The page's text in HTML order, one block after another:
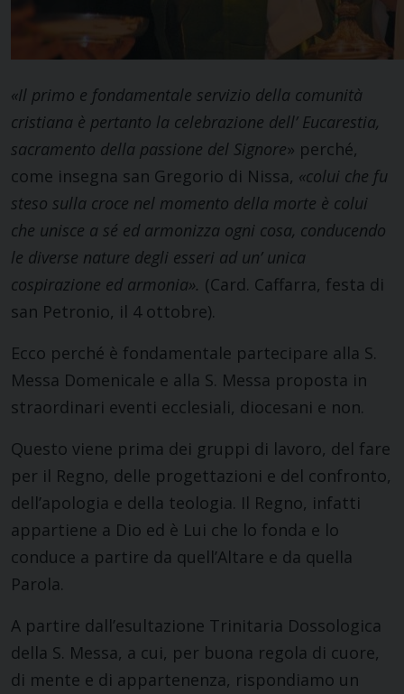
«Il primo e fondamentale servizio della comunità
cristiana è pertanto la celebrazione dell’ Eucarestia,
sacramento della passione del Signore» perché,
come insegna san Gregorio di Nissa, «colui che fu
steso sulla croce nel momento della morte è colui
che unisce a sé ed armonizza ogni cosa, conducendo
le diverse nature degli esseri ad un’ unica
cospirazione ed armonia». (Card. Caffarra, festa di
san Petronio, il 4 ottobre).
Ecco perché è fondamentale partecipare alla S.
Messa Domenicale e alla S. Messa proposta in
straordinari eventi ecclesiali, diocesani e non.
Questo viene prima dei gruppi di lavoro, del fare
per il Regno, delle progettazioni e del confronto,
dell’apologia e della teologia. Il Regno, infatti
appartiene a Dio ed è Lui che lo fonda e lo
conduce a partire da quell’Altare e da quella
Parola.
A partire dall’esultazione Trinitaria Dossologica
della S. Messa, a cui, per buona regola di cuore,
di mente e di appartenenza, rispondiamo un